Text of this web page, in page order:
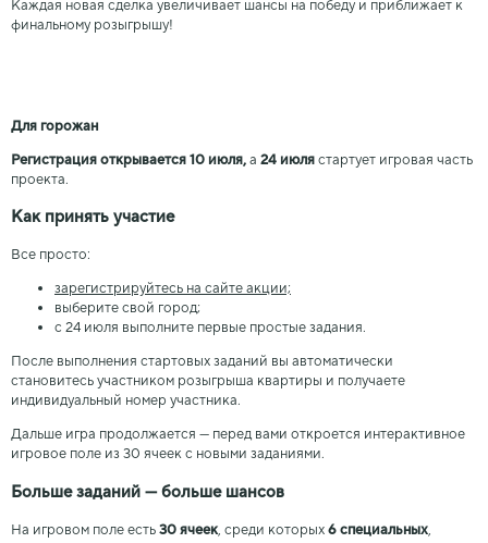
Каждая новая сделка увеличивает шансы на победу и приближает к
финальному розыгрышу!
Для горожан
Регистрация открывается 10 июля,а 24 июлястартует игровая часть
проекта.
Как принять участие
Все просто:
зарегистрируйтесь на сайте акции;
выберите свой город;
с 24 июля выполните первые простые задания.
После выполнения стартовых заданий вы автоматически
становитесь участником розыгрыша квартиры и получаете
индивидуальный номер участника.
Дальше игра продолжается — перед вами откроется интерактивное
игровое поле из 30 ячеек с новыми заданиями.
Больше заданий — больше шансов
На игровом поле есть30 ячеек, среди которых6 специальных,